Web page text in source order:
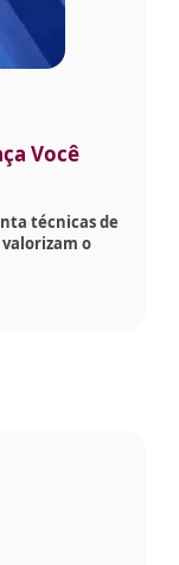
Você
técnicas de
o